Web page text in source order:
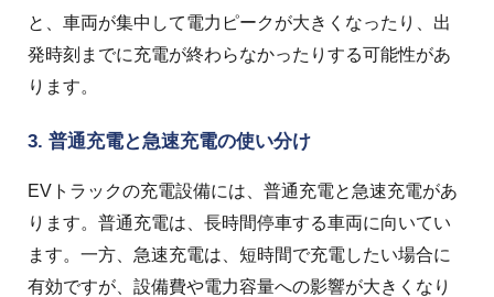
と、車両が集中して電力ピークが大きくなったり、出
発時刻までに充電が終わらなかったりする可能性があ
ります。
3. 普通充電と急速充電の使い分け
EVトラックの充電設備には、普通充電と急速充電があ
ります。 普通充電は、長時間停車する車両に向いてい
ます。 一方、急速充電は、短時間で充電したい場合に
有効ですが、設備費や電力容量への影響が大きくなり